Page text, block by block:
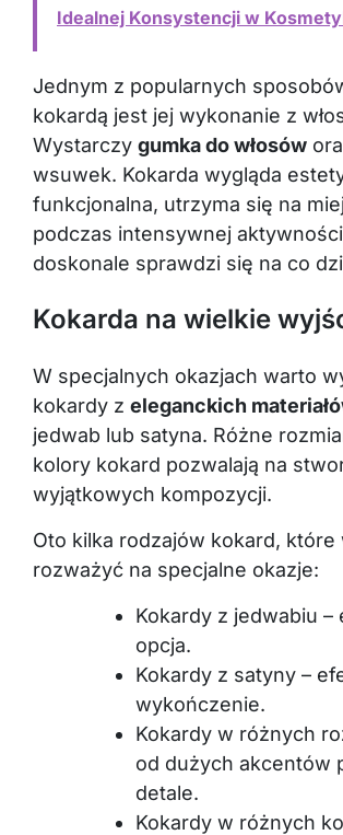
Idealnej Konsystencji w
Jednym z popularnych
kokardą jest jej wykonanie z
Wystarczy gumka do włosów
wsuwek. Kokarda wygląda
funkcjonalna, utrzyma się na
podczas intensywnej
doskonale sprawdzi się na co
Kokarda na wielkie
W specjalnych okazjach warto
kokardy z eleganckich
jedwab lub satyna. Różne
kolory kokard pozwalają na
wyjątkowych kompozycji.
Oto kilka rodzajów kokard, które
rozważyć na specjalne okazje:
Kokardy z jedwabiu –
opcja.
Kokardy z satyny –
wykończenie.
Kokardy w różnych
od dużych akcentów
detale.
Kokardy w różnych